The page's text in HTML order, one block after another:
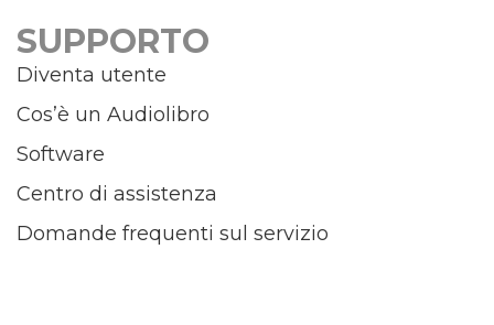
SUPPORTO
Diventa utente
Cos’è un Audiolibro
Software
Centro di assistenza
Domande frequenti sul servizio